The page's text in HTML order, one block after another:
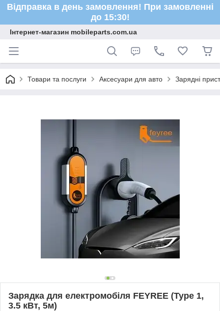
Відправка в день замовлення! При замовленні
до 15:30!
Інтернет-магазин mobileparts.com.ua
Товари та послуги Аксесуари для авто Зарядні
Зарядка для електромобіля FEYREE (Type 1,
3.5 кВт, 5м)